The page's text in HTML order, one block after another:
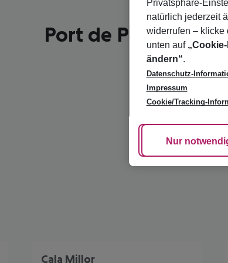
Port de Pollença -
Cala Millor
Privatsphäre-
natürlich jederzeit
widerrufen – klicke
unten auf
ändern“.
Datenschutz-
Impressum
Cookie/Tracking-
Cookie
Nur